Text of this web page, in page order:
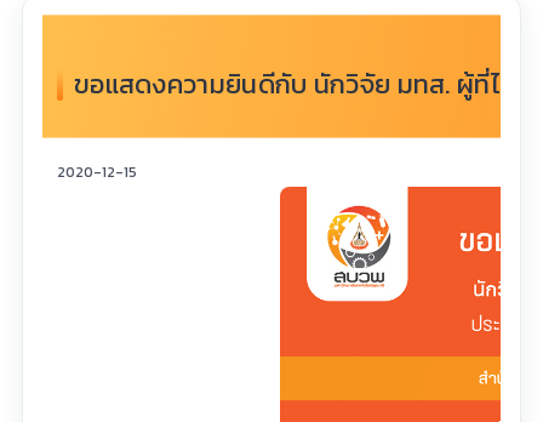
ขอแสดงความยินดีกับ นักวิจัย มทส. ผู้ที่ได้
2020-12-15